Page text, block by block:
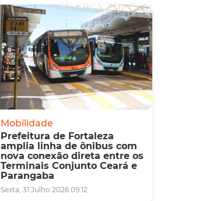
Mobilidade
Prefeitura de Fortaleza
amplia linha de ônibus com
nova conexão direta entre os
Terminais Conjunto Ceará e
Parangaba
Sexta, 31 Julho 2026 09:12